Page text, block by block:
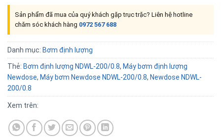
Sản phẩm đã mua của quý khách gặp trục trặc? Liên hệ hotline
chăm sóc khách hàng 0972 567 688
Danh mục: Bơm định lượng
Thẻ: Bơm định lượng NDWL-200/0.8, Máy bơm định lượng
Newdose, Máy bơm Newdose NDWL-200/0.8, Newdose NDWL-
200/0.8
Xem trên: